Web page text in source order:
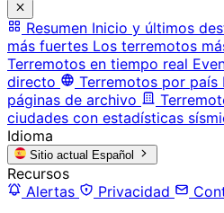
Resumen Inicio y últimos
más fuertes Los terremotos
Terremotos en tiempo real
directo
Terremotos por país
páginas de archivo
ciudades con estadísticas
Idioma
Sitio actual Español
Recursos
Alertas
Privacidad